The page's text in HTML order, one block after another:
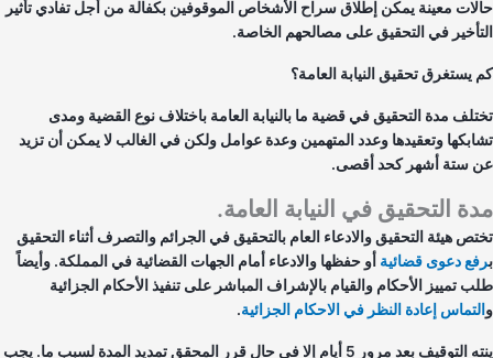
معينة يمكن إطلاق سراح الأشخاص الموقوفين بكفالة من أجل تفادي تأثير
في التحقيق على مصالحهم الخاصة.
يستغرق تحقيق النيابة العامة؟
مدة التحقيق في قضية ما بالنيابة العامة باختلاف نوع القضية ومدى
وتعقيدها وعدد المتهمين وعدة عوامل ولكن في الغالب لا يمكن أن تزيد
ستة أشهر كحد أقصى.
التحقيق في النيابة العامة.
هيئة التحقيق والادعاء العام بالتحقيق في الجرائم والتصرف أثناء التحقيق
دعوى قضائيةأو حفظها والادعاء أمام الجهات القضائية في المملكة. وأيضاً
تمييز الأحكام والقيام بالإشراف المباشر على تنفيذ الأحكام الجزائية
إعادة النظر في الاحكام الجزائية.
ينته التوقيف بعد مرور 5 أيام إلا في حال قرر المحقق تمديد المدة لسبب ما. يجب